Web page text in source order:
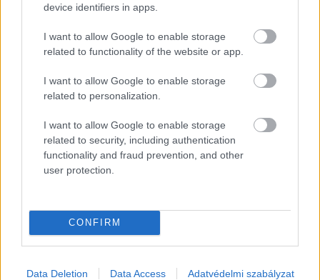
device identifiers in apps.
I want to allow Google to enable storage
related to functionality of the website or app.
I want to allow Google to enable storage
related to personalization.
I want to allow Google to enable storage
related to security, including authentication
functionality and fraud prevention, and other
user protection.
CONFIRM
Data Deletion Data Access Adatvédelmi szabályzat